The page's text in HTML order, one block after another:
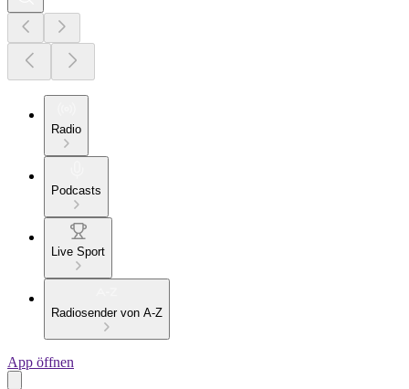
Radio
Podcasts
Live Sport
Radiosender von A-Z
App öffnen